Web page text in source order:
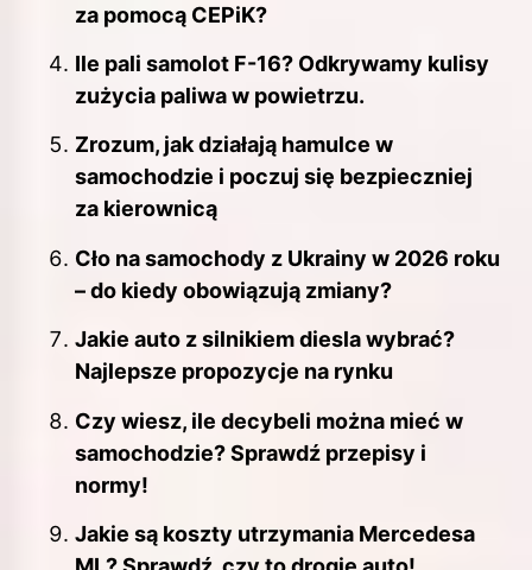
za pomocą CEPiK?
Ile pali samolot F-16? Odkrywamy kulisy
zużycia paliwa w powietrzu.
Zrozum, jak działają hamulce w
samochodzie i poczuj się bezpieczniej
za kierownicą
Cło na samochody z Ukrainy w 2026 roku
– do kiedy obowiązują zmiany?
Jakie auto z silnikiem diesla wybrać?
Najlepsze propozycje na rynku
Czy wiesz, ile decybeli można mieć w
samochodzie? Sprawdź przepisy i
normy!
Jakie są koszty utrzymania Mercedesa